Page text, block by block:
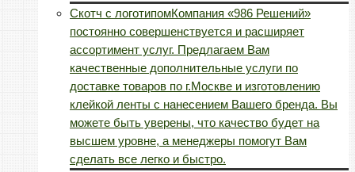
Скотч с логотипомКомпания «986 Решений»
постоянно совершенствуется и расширяет
ассортимент услуг. Предлагаем Вам
качественные дополнительные услуги по
доставке товаров по г.Москве и изготовлению
клейкой ленты с нанесением Вашего бренда. Вы
можете быть уверены, что качество будет на
высшем уровне, а менеджеры помогут Вам
сделать все легко и быстро.